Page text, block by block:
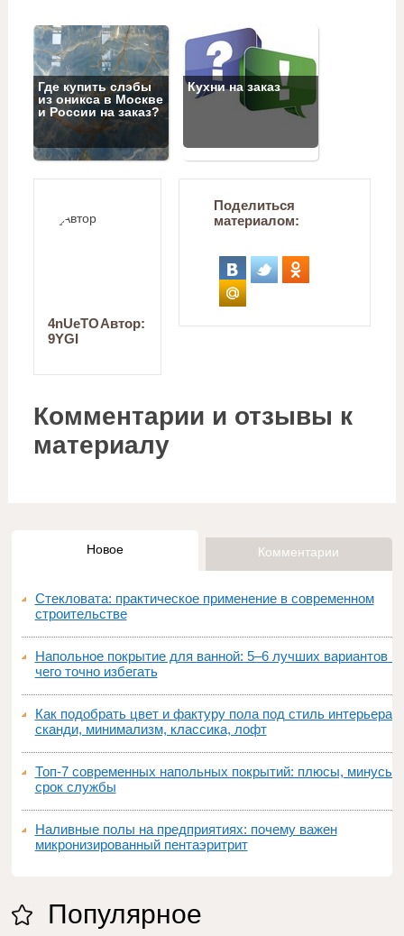
Где купить слэбы
из оникса в Москве
и России на заказ?
Кухни на заказ
Автор:
4nUeTO
9YGI
Поделиться
материалом:
Комментарии и отзывы к
материалу
Новое Комментарии
Стекловата: практическое применение в современном
строительстве
Напольное покрытие для ванной: 5–6 лучших вариантов и
чего точно избегать
Как подобрать цвет и фактуру пола под стиль интерьера:
сканди, минимализм, классика, лофт
Топ‑7 современных напольных покрытий: плюсы, минусы,
срок службы
Наливные полы на предприятиях: почему важен
микронизированный пентаэритрит
Популярное